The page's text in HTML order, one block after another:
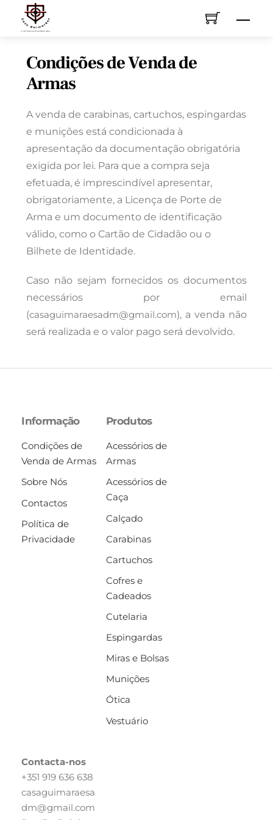
Condições de Venda de
Armas
A venda de carabinas, cartuchos, espingardas
e munições está condicionada à
apresentação da documentação obrigatória
exigida por lei. Para que a compra seja
efetuada, é imprescindível apresentar,
obrigatoriamente, a Licença de Porte de
Arma e um documento de identificação
válido, como o Cartão de Cidadão ou o
Bilhete de Identidade.
Caso não sejam fornecidos os documentos
necessários por email
(casaguimaraesadm@gmail.com), a venda não
será realizada e o valor pago será devolvido.
Informação
Condições de
Venda de Armas
Sobre Nós
Contactos
Política de
Privacidade
Produtos
Acessórios de
Armas
Acessórios de
Caça
Calçado
Carabinas
Cartuchos
Cofres e
Cadeados
Cutelaria
Espingardas
Miras e Bolsas
Munições
Ótica
Vestuário
Contacta-nos
+351 919 636 638
casaguimaraesa
dm@gmail.com